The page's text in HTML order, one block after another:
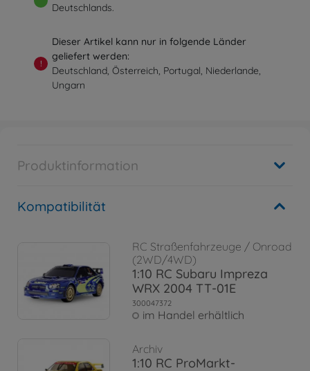
Deutschlands.
!
Dieser Artikel kann nur in folgende Länder
geliefert werden:
Deutschland, Österreich, Portugal, Niederlande,
Ungarn
Produktinformation
Kompatibilität
RC Straßenfahrzeuge / Onroad
(2WD/4WD)
1:10 RC Subaru Impreza
WRX 2004 TT-01E
300047372
im Handel erhältlich
Archiv
1:10 RC ProMarkt-